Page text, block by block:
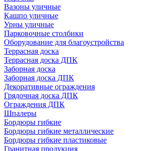
Вазоны уличные
Кашпо уличные
Урны уличные
Парковочные столбики
Оборудование для благоустройства
Террасная доска
Террасная доска ДПК
Заборная доска
Заборная доска ДПК
Декоративные ограждения
Грядочная доска ДПК
Ограждения ДПК
Шпалеры
Бордюры гибкие
Бордюры гибкие металлические
Бордюры гибкие пластиковые
Гранитная продукция